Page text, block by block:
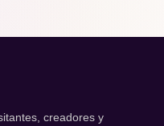
creadores y